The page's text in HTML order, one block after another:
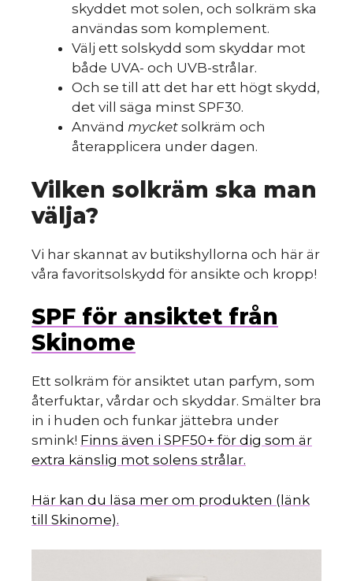
skyddet mot solen, och solkräm ska
användas som komplement.
Välj ett solskydd som skyddar mot
både UVA- och UVB-strålar.
Och se till att det har ett högt skydd,
det vill säga minst SPF30.
Använd mycket solkräm och
återapplicera under dagen.
Vilken solkräm ska man
välja?
Vi har skannat av butikshyllorna och här är
våra favoritsolskydd för ansikte och kropp!
SPF för ansiktet från
Skinome
Ett solkräm för ansiktet utan parfym, som
återfuktar, vårdar och skyddar. Smälter bra
in i huden och funkar jättebra under
smink! Finns även i SPF50+ för dig som är
extra känslig mot solens strålar.
Här kan du läsa mer om produkten (länk
till Skinome).